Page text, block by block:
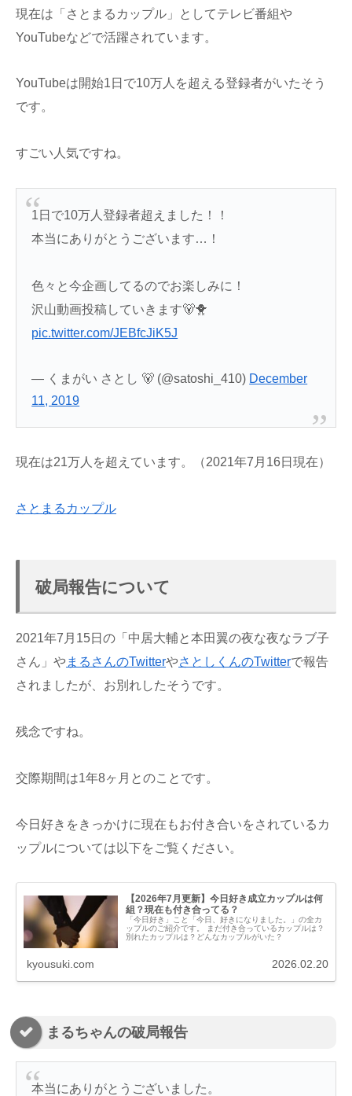
現在は「さとまるカップル」としてテレビ番組や
YouTubeなどで活躍されています。
YouTubeは開始1日で10万人を超える登録者がいたそう
です。
すごい人気ですね。
1日で10万人登録者超えました！！
本当にありがとうございます…！
色々と今企画してるのでお楽しみに！
沢山動画投稿していきます🐻🐥
pic.twitter.com/JEBfcJiK5J
— くまがい さとし 🐻 (@satoshi_410) December
11, 2019
現在は21万人を超えています。（2021年7月16日現在）
さとまるカップル
破局報告について
2021年7月15日の「中居大輔と本田翼の夜な夜なラブ子
さん」やまるさんのTwitterやさとしくんのTwitterで報告
されましたが、お別れしたそうです。
残念ですね。
交際期間は1年8ヶ月とのことです。
今日好きをきっかけに現在もお付き合いをされているカ
ップルについては以下をご覧ください。
【2026年7月更新】今日好き成立カップルは何
組？現在も付き合ってる？
「今日好き」こと「今日、好きになりました。」の全カ
ップルのご紹介です。 まだ付き合っているカップルは？
別れたカップルは？どんなカップルがいた？
kyousuki.com 2026.02.20
まるちゃんの破局報告
本当にありがとうございました。